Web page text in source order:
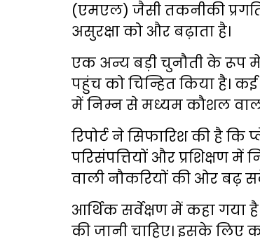
(एमएल) जैसी तकनीकी
असुरक्षा को और बढ़ाता है।
एक अन्य बड़ी चुनौती के रूप में
पहुंच को चिन्हित किया है।
में निम्न से मध्यम कौशल
रिपोर्ट ने सिफारिश की है
परिसंपत्तियों और प्रशिक्षण
वाली नौकरियों की ओर बढ़
आर्थिक सर्वेक्षण में कहा गया
की जानी चाहिए। इसके